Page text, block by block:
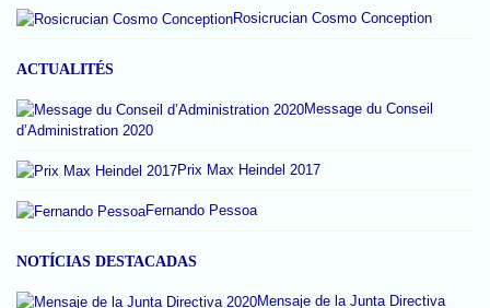
Rosicrucian Cosmo Conception
ACTUALITÉS
Message du Conseil
d’Administration 2020
Prix Max Heindel 2017
Fernando Pessoa
NOTÍCIAS DESTACADAS
Mensaje de la Junta Directiva